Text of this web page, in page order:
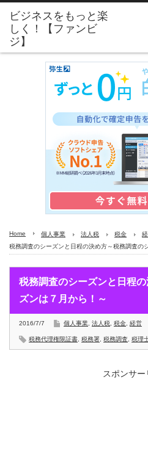
Home 個人事業 法人税 税金
税務調査のシーズンと日程の決め方～税務調査の
税務調査のシーズンと日程
ズンは７月から！～
2016/7/7 個人事業 法人税 税金 経営
税務代理権限証書 税務署 税務調査 税理
スポンサー